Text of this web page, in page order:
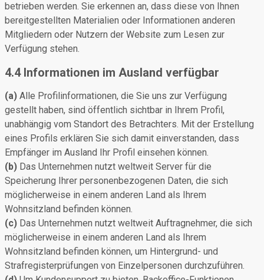
betrieben werden. Sie erkennen an, dass diese von Ihnen
bereitgestellten Materialien oder Informationen anderen
Mitgliedern oder Nutzern der Website zum Lesen zur
Verfügung stehen.
4.4 Informationen im Ausland verfügbar
(a) Alle Profilinformationen, die Sie uns zur Verfügung
gestellt haben, sind öffentlich sichtbar in Ihrem Profil,
unabhängig vom Standort des Betrachters. Mit der Erstellung
eines Profils erklären Sie sich damit einverstanden, dass
Empfänger im Ausland Ihr Profil einsehen können.
(b) Das Unternehmen nutzt weltweit Server für die
Speicherung Ihrer personenbezogenen Daten, die sich
möglicherweise in einem anderen Land als Ihrem
Wohnsitzland befinden können.
(c) Das Unternehmen nutzt weltweit Auftragnehmer, die sich
möglicherweise in einem anderen Land als Ihrem
Wohnsitzland befinden können, um Hintergrund- und
Strafregisterprüfungen von Einzelpersonen durchzuführen.